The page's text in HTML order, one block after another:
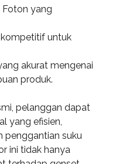
Foton yang
untuk
akurat mengenai
produk.
pelanggan dapat
yang efisien,
penggantian suku
ini tidak hanya